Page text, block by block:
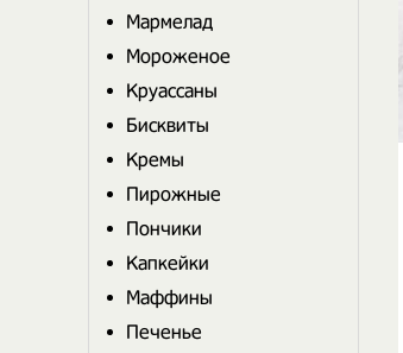
Мармелад
Мороженое
Круассаны
Бисквиты
Кремы
Пирожные
Пончики
Капкейки
Маффины
Печенье